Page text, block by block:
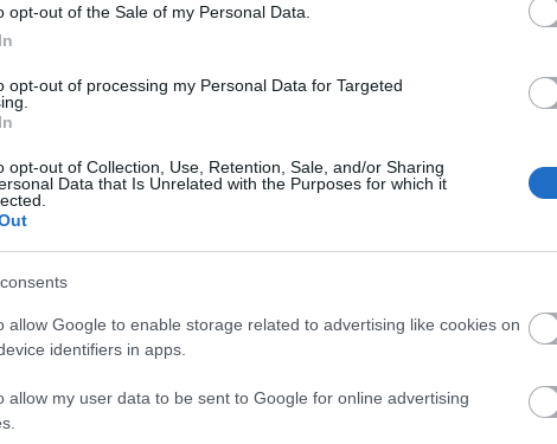
opt-out of the Sale of my Personal Data.
opt-out of processing my Personal Data for Targeted
opt-out of Collection, Use, Retention, Sale, and/or Sharing
Data that Is Unrelated with the Purposes for which it
allow Google to enable storage related to advertising like cookies on
identifiers in apps.
allow my user data to be sent to Google for online advertising
έντασης επτά (07) μποφόρ. Άμεσα η Υπηρεσία
άμεσα το προσωπικό της, τα
Μπατσίου, το αλιευτικό σκάφος “Υδρούσα”,
Υπηρεσίας μας, και από τον λιμένα Γαυρίου το
τα προς συνδρομή σκάφη, και ρυμουλκήθηκε
επέβαιναν εκτός του κυβερνήτη, κι ένα επιπλέον
από την ακυβερνησία δεν προκλήθηκε θαλάσσια
του εν λόγω ταχύπλοου σκάφους, μέχρι
από προσοντούχο μέλος του Τοπικού Κλιμακίου
του.
και το πλήρωμα του ΠΛΣ-115 που